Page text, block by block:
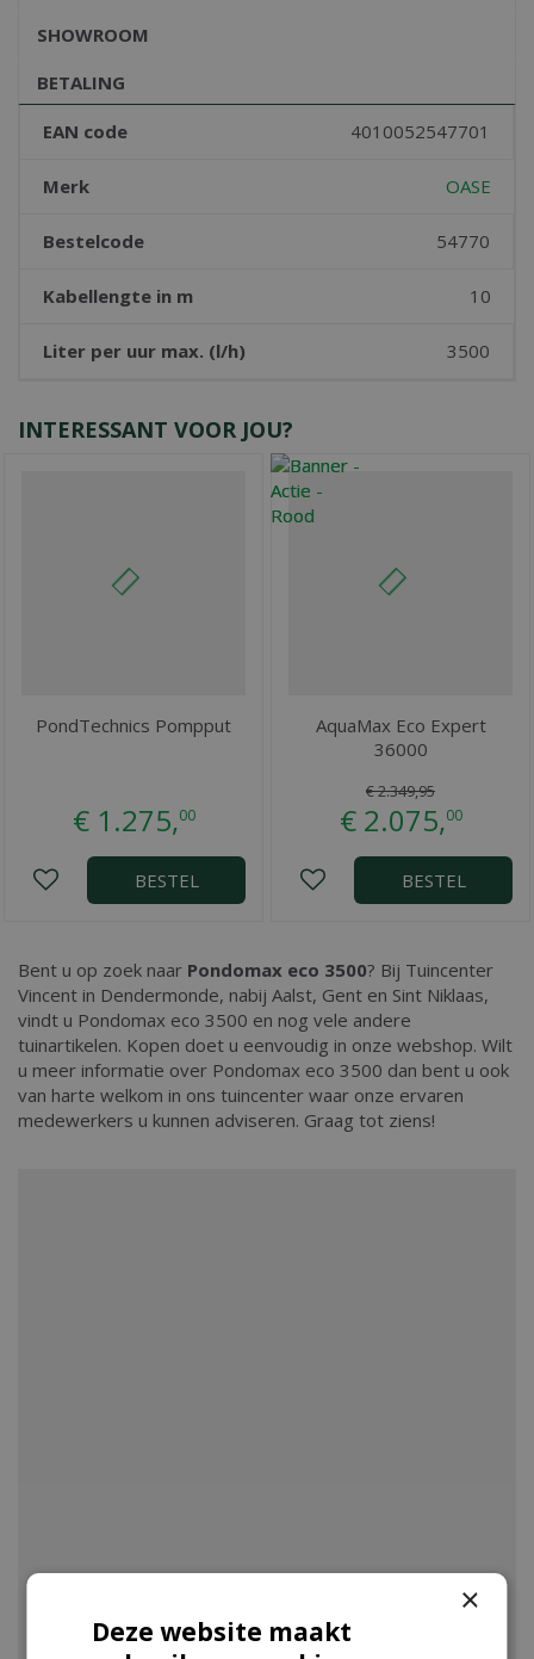
SHOWROOM
BETALING
EAN code 4010052547701
Merk OASE
Bestelcode 54770
Kabellengte in m 10
Liter per uur max. (l/h) 3500
INTERESSANT VOOR JOU?
PondTechnics Pompput
€ 1.275,00
BESTEL
AquaMax Eco Expert
36000
€2.349,95
€ 2.075,00
BESTEL
Bent u op zoek naar Pondomax eco 3500? Bij Tuincenter
Vincent in Dendermonde, nabij Aalst, Gent en Sint Niklaas,
vindt u Pondomax eco 3500 en nog vele andere
tuinartikelen. Kopen doet u eenvoudig in onze webshop. Wilt
u meer informatie over Pondomax eco 3500 dan bent u ook
van harte welkom in ons tuincenter waar onze ervaren
medewerkers u kunnen adviseren. Graag tot ziens!
VIJVER
×
Deze website maakt